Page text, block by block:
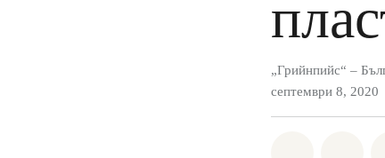
„Грийнпийс“ –
септември 8, 2020